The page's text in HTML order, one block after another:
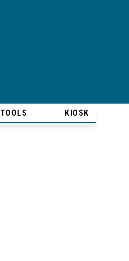
TOOLS KIOSK